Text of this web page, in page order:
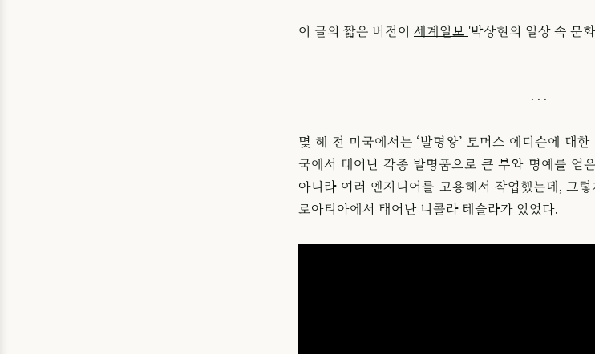
이 글의 짧은 버전이 세계일보 '박상현의 일상 속 문
몇 해 전 미국에서는 ‘발명왕’ 토머스 에디슨에 대
국에서 태어난 각종 발명품으로 큰 부와 명예를 얻
아니라 여러 엔지니어를 고용해서 작업했는데, 그
로아티아에서 태어난 니콜라 테슬라가 있었다.